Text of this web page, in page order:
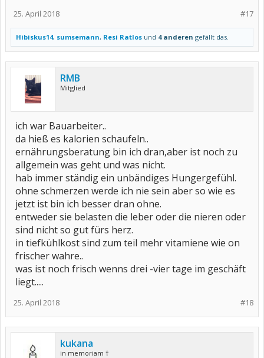
#17
25. April 2018
Hibiskus14, sumsemann, Resi Ratlos und 4 anderen gefällt das.
RMB
Mitglied
ich war Bauarbeiter..
da hieß es kalorien schaufeln..
ernährungsberatung bin ich dran,aber ist noch zu
allgemein was geht und was nicht.
hab immer ständig ein unbändiges Hungergefühl.
ohne schmerzen werde ich nie sein aber so wie es
jetzt ist bin ich besser dran ohne.
entweder sie belasten die leber oder die nieren oder
sind nicht so gut fürs herz.
in tiefkühlkost sind zum teil mehr vitamiene wie on
frischer wahre..
was ist noch frisch wenns drei -vier tage im geschäft
liegt.....
#18
25. April 2018
kukana
in memoriam †